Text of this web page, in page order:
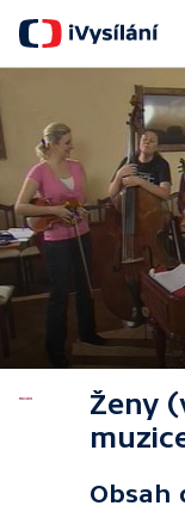
Ženy
Obsah